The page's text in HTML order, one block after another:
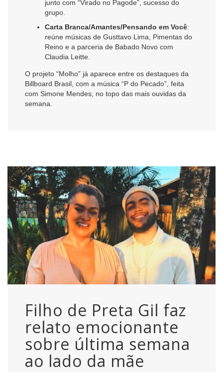
junto com “Virado no Pagode”, sucesso do
grupo.
Carta Branca/Amantes/Pensando em Você:
reúne músicas de Gusttavo Lima, Pimentas do
Reino e a parceria de Babado Novo com
Claudia Leitte.
O projeto “Molho” já aparece entre os destaques da
Billboard Brasil, com a música “P do Pecado”, feita
com Simone Mendes, no topo das mais ouvidas da
semana.
Filho de Preta Gil faz
relato emocionante
sobre última semana
ao lado da mãe